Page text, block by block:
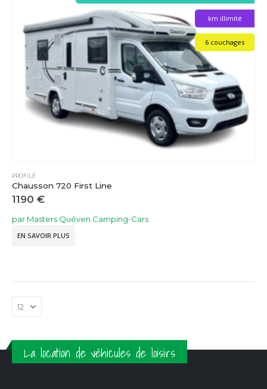
6 couchages
km illimité
PROFILÉ
Chausson 720 First Line
1190 €
par Masters Quéven Camping-Cars
EN SAVOIR PLUS
La location de véhicules de loisirs